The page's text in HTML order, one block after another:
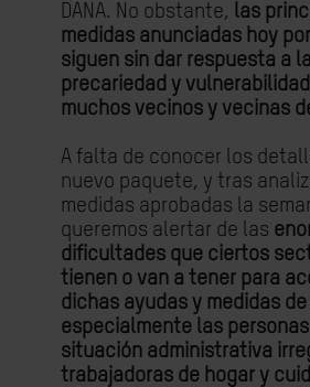
DANA. No obstante, las
medidas anunciadas hoy
siguen sin dar respuesta a
precariedad y
muchos vecinos y vecinas
A falta de conocer los
nuevo paquete, y tras
medidas aprobadas la
queremos alertar de las
dificultades que ciertos
tienen o van a tener para
dichas ayudas y medidas
especialmente las
situación administrativa
trabajadoras de hogar y